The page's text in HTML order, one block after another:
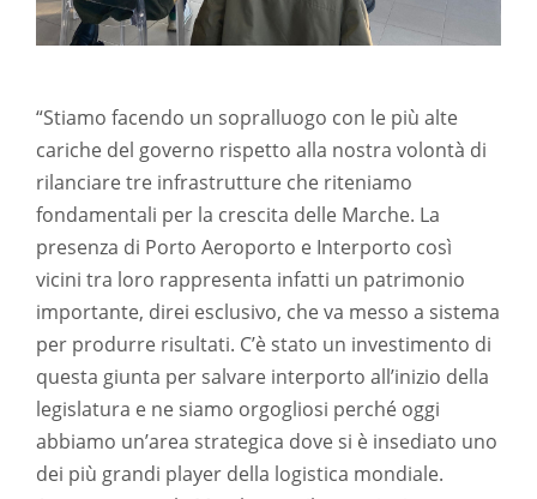
“Stiamo facendo un sopralluogo con le più alte
cariche del governo rispetto alla nostra volontà di
rilanciare tre infrastrutture che riteniamo
fondamentali per la crescita delle Marche. La
presenza di Porto Aeroporto e Interporto così
vicini tra loro rappresenta infatti un patrimonio
importante, direi esclusivo, che va messo a sistema
per produrre risultati. C’è stato un investimento di
questa giunta per salvare interporto all’inizio della
legislatura e ne siamo orgogliosi perché oggi
abbiamo un’area strategica dove si è insediato uno
dei più grandi player della logistica mondiale.